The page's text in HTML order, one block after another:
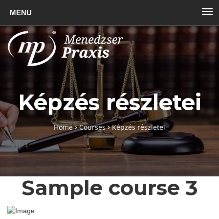
Képzés részletei
Home Courses Képzés részletei
Sample course 3